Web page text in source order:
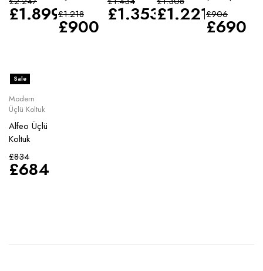
£1.899£1.218
£900
£1.353£1.221£906
£690
Sale
Modern
Üçlü Koltuk
Alfeo Üçlü
Koltuk
£834
£684